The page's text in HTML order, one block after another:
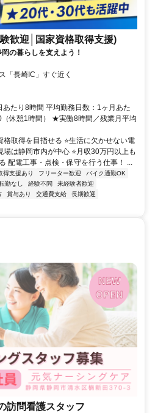
歓迎│国家資格取得支援)
の暮らしを支えよう！
「長崎IC」すぐ近く
たり8時間 平均勤務日数：1ヶ月あた
休憩1時間） ★実働8時間／残業月平均
格取得を目指せる ⭐生活に欠かせない電
場は静岡市内が中心 ⭐月収30万円以上も
配電工事・点検・保守を行う仕事！ ...
得支援あり フリーター歓迎
バイク通勤OK
勤なし 経験不問
未経験者歓迎
賞与あり 交通費支給
長期歓迎
訪問看護スタッフ